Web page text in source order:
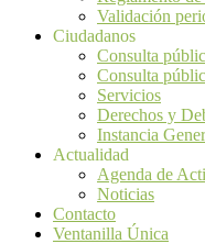
Validación
Ciudadanos
Consulta
Consulta
Servicios
Derechos y
Instancia
Actualidad
Agenda de
Noticias
Contacto
Ventanilla Única